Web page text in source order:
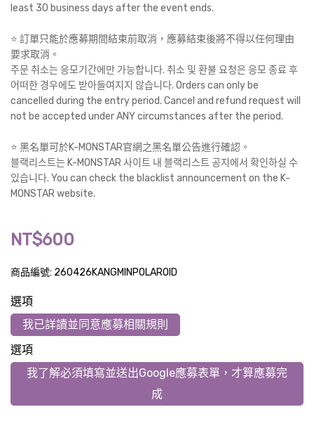
least 30 business days after the event ends.
⭐️ 訂單只能於應募期間結束前取消，應募結束後將不得以任何理由
要求取消。
주문 취소는 응모기간에만 가능합니다. 취소 및 환불 요청은 응모 종료 후
어떠한 경우에도 받아들여지지 않습니다. Orders can only be
cancelled during the entry period. Cancel and refund request will
not be accepted under ANY circumstances after the period.
⭐️ 黑名單可於K-MONSTAR官網之黑名單公告進行確認。
블랙리스트는 K-MONSTAR 사이트 내 블랙리스트 공지에서 확인하실 수
있습니다. You can check the blacklist announcement on the K-
MONSTAR website.
NT$600
商品編號: 260426KANGMINPOLAROID
選項
我已詳讀並同意應募相關規則
選項
我了解必須填寫並送出Google應募表單，才算應募完
成